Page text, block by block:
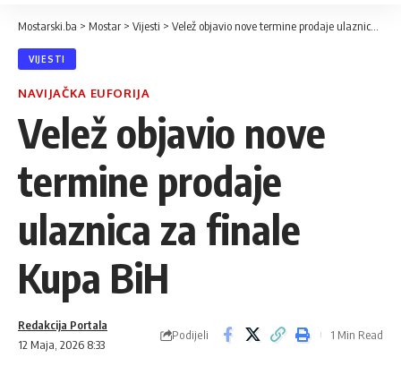
Mostarski.ba > Mostar > Vijesti > Velež objavio nove termine prodaje ulaznica za finale Kupa BiH
VIJESTI
NAVIJAČKA EUFORIJA
Velež objavio nove
termine prodaje
ulaznica za finale
Kupa BiH
12 Maja, 2026 8:33
Redakcija Portala
Podijeli 1 Min Read